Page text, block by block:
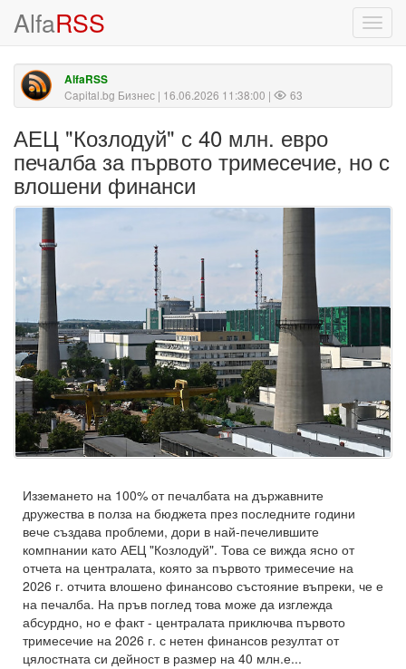
AlfaRSS
AlfaRSS
Capital.bg Бизнес | 16.06.2026 11:38:00 | 63
АЕЦ "Козлодуй" с 40 млн. евро
печалба за първото тримесечие, но с
влошени финанси
Изземането на 100% от печалбата на държавните
дружества в полза на бюджета през последните години
вече създава проблеми, дори в най-печелившите
компнании като АЕЦ "Козлодуй". Това се вижда ясно от
отчета на централата, която за първото тримесечие на
2026 г. отчита влошено финансово състояние въпреки, че е
на печалба. На пръв поглед това може да изглежда
абсурдно, но е факт - централата приключва първото
тримесечие на 2026 г. с нетен финансов резултат от
цялостната си дейност в размер на 40 млн.е...